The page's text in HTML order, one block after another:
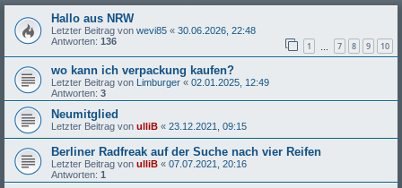
Hallo aus NRW
Letzter Beitrag von wevi85 « 30.06.2026, 22:48
Antworten: 136 1 7 8 9 10
wo kann ich verpackung kaufen?
Letzter Beitrag von Limburger « 02.01.2025, 12:49
Antworten: 3
Neumitglied
Letzter Beitrag von ulliB « 23.12.2021, 09:15
Berliner Radfreak auf der Suche nach vier Reifen
Letzter Beitrag von ulliB « 07.07.2021, 20:16
Antworten: 1